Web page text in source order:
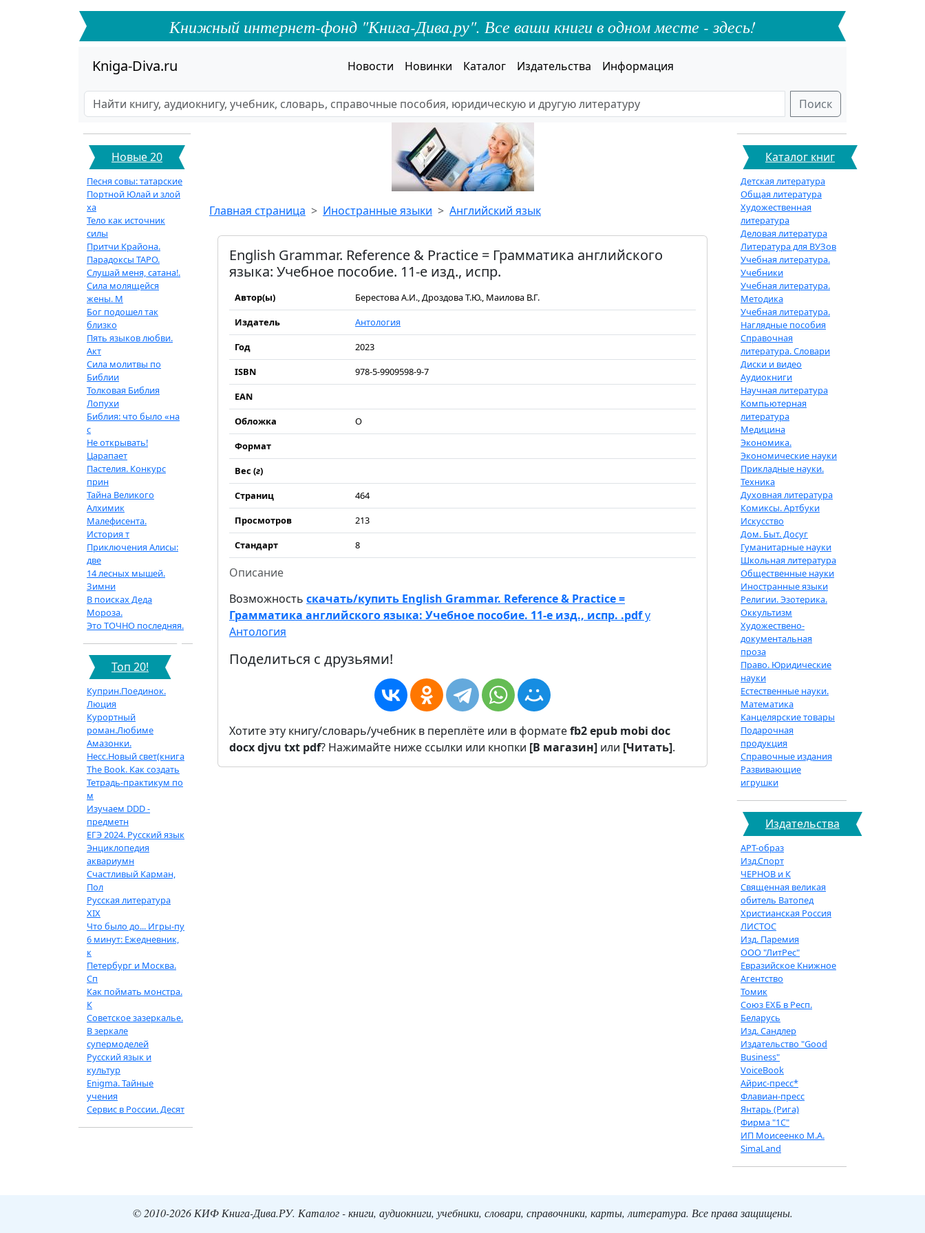
Книжный интернет-фонд "Книга-Дива.ру". Все ваши книги в одном месте - здесь!
Kniga-Diva.ru Новости Новинки Каталог Издательства Информация
Поиск
Новые 20
Песня совы: татарские
Портной Юлай и злой
ха
Тело как источник
силы
Притчи Крайона.
Парадоксы ТАРО.
Слушай меня, сатана!.
Сила молящейся
жены. М
Бог подошел так
близко
Пять языков любви.
Акт
Сила молитвы по
Библии
Толковая Библия
Лопухи
Библия: что было «на
с
Не открывать!
Царапает
Пастелия. Конкурс
прин
Тайна Великого
Алхимик
Малефисента.
История т
Приключения Алисы:
две
14 лесных мышей.
Зимни
В поисках Деда
Мороза.
Это ТОЧНО последняя.
Топ 20!
Куприн.Поединок.
Люция
Курортный
роман.Любиме
Амазонки.
Несс.Новый свет(книга
The Book. Как создать
Тетрадь-практикум по
м
Изучаем DDD -
предметн
ЕГЭ 2024. Русский язык
Энциклопедия
аквариумн
Счастливый Карман,
Пол
Русская литература
XIX
Что было до... Игры-пу
6 минут: Ежедневник,
к
Петербург и Москва.
Сп
Как поймать монстра.
К
Советское зазеркалье.
В зеркале
супермоделей
Русский язык и
культур
Enigma. Тайные
учения
Сервис в России. Десят
Главная страница Иностранные языки Английский язык
English Grammar. Reference & Practice = Грамматика английского
языка: Учебное пособие. 11-е изд., испр.
Автор(ы)
Берестова А.И., Дроздова Т.Ю., Маилова В.Г.
Издатель
Антология
Год
2023
ISBN
978-5-9909598-9-7
EAN
Обложка
О
Формат
Вес (г)
Страниц
464
Просмотров
213
Стандарт
8
Описание
Возможность скачать/купить English Grammar. Reference & Practice =
Грамматика английского языка: Учебное пособие. 11-е изд., испр. .pdfу
Антология
Поделиться с друзьями!
Хотите эту книгу/словарь/учебник в переплёте или в форматеfb2epub mobi doc
docxdjvu txt pdf? Нажимайте ниже ссылки или кнопки [В магазин] или [Читать].
Каталог книг
Детская литература
Общая литература
Художественная
литература
Деловая литература
Литература для ВУЗов
Учебная литература.
Учебники
Учебная литература.
Методика
Учебная литература.
Наглядные пособия
Справочная
литература. Словари
Диски и видео
Аудиокниги
Научная литература
Компьютерная
литература
Медицина
Экономика.
Экономические науки
Прикладные науки.
Техника
Духовная литература
Комиксы. Артбуки
Искусство
Дом. Быт. Досуг
Гуманитарные науки
Школьная литература
Общественные науки
Иностранные языки
Религии. Эзотерика.
Оккультизм
Художествено-
документальная
проза
Право. Юридические
науки
Естественные науки.
Математика
Канцелярские товары
Подарочная
продукция
Справочные издания
Развивающие
игрушки
Издательства
АРТ-образ
Изд.Спорт
ЧЕРНОВ и К
Священная великая
обитель Ватопед
Христианская Россия
ЛИСТОС
Изд. Паремия
ООО "ЛитРес"
Евразийское Книжное
Агентство
Томик
Союз ЕХБ в Респ.
Беларусь
Изд. Сандлер
Издательство "Good
Business"
VoiceBook
Айрис-пресс*
Флавиан-пресс
Янтарь (Рига)
Фирма "1С"
ИП Моисеенко М.А.
SimaLand
© 2010-2026 КИФ Книга-Дива.РУ. Каталог - книги, аудиокниги, учебники, словари, справочники, карты, литература. Все права защищены.